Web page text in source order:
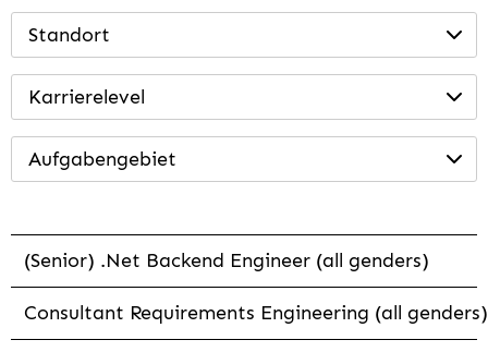
Standort
Karrierelevel
Aufgabengebiet
(Senior) .Net Backend Engineer (all genders)
Consultant Requirements Engineering (all genders)